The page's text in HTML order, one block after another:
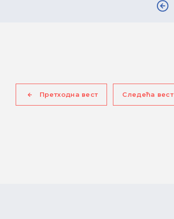
Претходна вест Следећа вест